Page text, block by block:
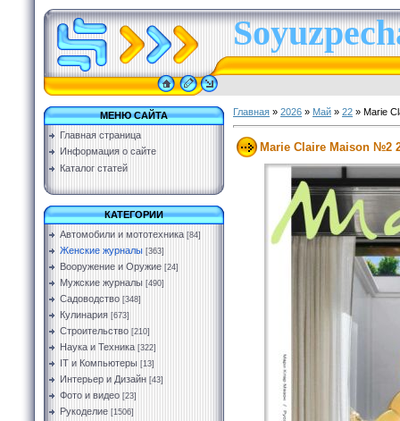
МЕНЮ САЙТА
Главная страница
Информация о сайте
Каталог статей
КАТЕГОРИИ
Автомобили и мототехника [84]
Женские журналы [363]
Вооружение и Оружие [24]
Мужские журналы [490]
Садоводство [348]
Кулинария [673]
Строительство [210]
Наука и Техника [322]
IT и Компьютеры [13]
Интерьер и Дизайн [43]
Фото и видео [23]
Рукоделие [1506]
Главная » 2026 » Май » 22 » Marie
Marie Claire Maison №2